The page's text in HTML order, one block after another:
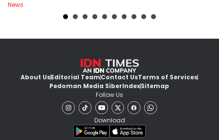
News
About UsEditorial TeamContact UsTerms of Services
Pedoman Media SiberIndexSitemap
Follow Us
Download